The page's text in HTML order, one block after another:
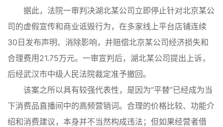
据此，法院一审判决湖北某公司立即停止针对北京某公
司的虚假宣传和商业诋毁行为，在多家线上平台店铺连续
30日发布声明、消除影响，并赔偿北京某公司经济损失和
合理费用21.75万元。一审宣判后，湖北某公司提出上诉，
后经武汉市中级人民法院裁定准予撤回。
该案之所以具有较强代表性，是因为“平替”已经成为当
下消费品直播间中的高频营销词。合理的价格比较、功能介
绍和消费建议，本身并不当然构成违法；但如果经营者借